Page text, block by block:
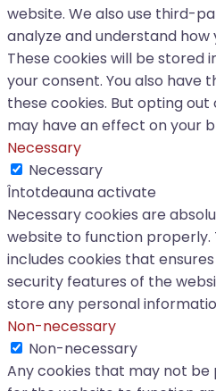
website. We also use third-
analyze and understand how
These cookies will be stored
your consent. You also
these cookies. But opting
may have an effect on your
Necessary
Necessary
Întotdeauna activate
Necessary cookies are
website to function properly.
includes cookies that
security features of the
store any personal
Non-necessary
Non-necessary
Any cookies that may not